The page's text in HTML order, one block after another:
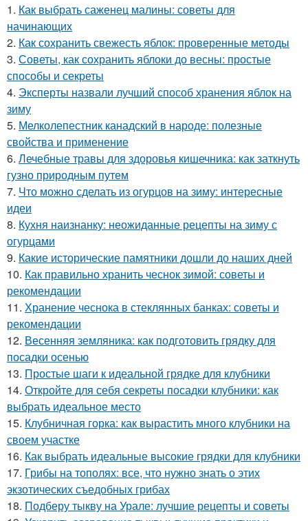
1. Как выбрать саженец малины: советы для
начинающих
2. Как сохранить свежесть яблок: проверенные методы
3. Советы, как сохранить яблоки до весны: простые
способы и секреты
4. Эксперты назвали лучший способ хранения яблок на
зиму
5. Мелколепестник канадский в народе: полезные
свойства и применение
6. Лечебные травы для здоровья кишечника: как заткнуть
гузно природным путем
7. Что можно сделать из огурцов на зиму: интересные
идеи
8. Кухня наизнанку: неожиданные рецепты на зиму с
огурцами
9. Какие исторические памятники дошли до наших дней
10. Как правильно хранить чеснок зимой: советы и
рекомендации
11. Хранение чеснока в стеклянных банках: советы и
рекомендации
12. Весенняя земляника: как подготовить грядку для
посадки осенью
13. Простые шаги к идеальной грядке для клубники
14. Откройте для себя секреты посадки клубники: как
выбрать идеальное место
15. Клубничная горка: как вырастить много клубники на
своем участке
16. Как выбрать идеальные высокие грядки для клубники
17. Грибы на тополях: все, что нужно знать о этих
экзотических съедобных грибах
18. Подберу тыкву на Урале: лучшие рецепты и советы